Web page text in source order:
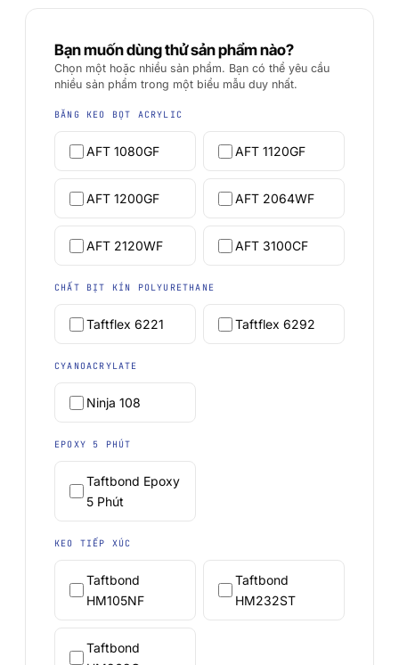
AFT 1080GF
Băng keo bọt acrylic
AFT 1120GF
AFT 1200GF
Băng keo bọt acrylic
AFT 2064WF
Băng keo bọt acrylic
XEM THÊM→
Cụm lắp ghép ren kim
loại
Kính và gốm sứ
Nhựa (không phải
PP/PE)
Vật liệu composite và
sợi thủy tinh
Bạn muốn dùng thử sản phẩm nào?
Chọn một hoặc nhiều sản phẩm. Bạn có thể yêu cầu
nhiều sản phẩm trong một biểu mẫu duy nhất.
BĂNG KEO BỌT ACRYLIC
AFT 1080GF AFT 1120GF
AFT 1200GF AFT 2064WF
AFT 2120WF AFT 3100CF
CHẤT BỊT KÍN POLYURETHANE
Taftflex 6221 Taftflex 6292
CYANOACRYLATE
Ninja 108
EPOXY 5 PHÚT
Taftbond Epoxy
5 Phút
KEO TIẾP XÚC
Taftbond
HM105NF
Taftbond
HM232ST
Taftbond